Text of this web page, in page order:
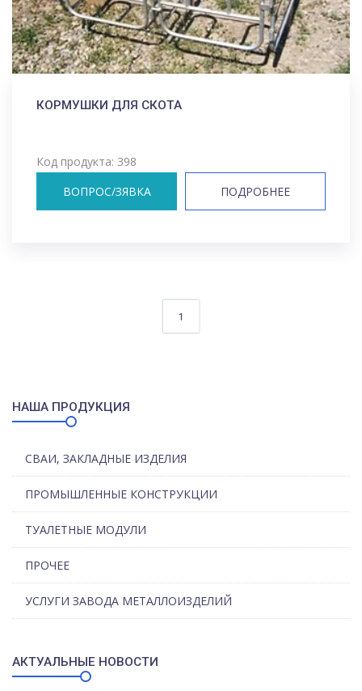
КОРМУШКИ ДЛЯ СКОТА
Код продукта: 398
ВОПРОС/ЗЯВКА
ПОДРОБНЕЕ
1
НАША ПРОДУКЦИЯ
СВАИ, ЗАКЛАДНЫЕ ИЗДЕЛИЯ
ПРОМЫШЛЕННЫЕ КОНСТРУКЦИИ
ТУАЛЕТНЫЕ МОДУЛИ
ПРОЧЕЕ
УСЛУГИ ЗАВОДА МЕТАЛЛОИЗДЕЛИЙ
АКТУАЛЬНЫЕ НОВОСТИ